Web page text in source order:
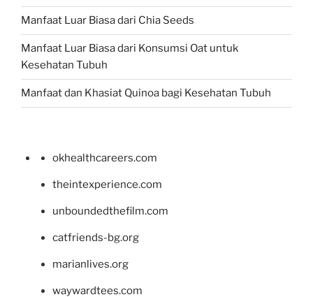
Manfaat Luar Biasa dari Chia Seeds
Manfaat Luar Biasa dari Konsumsi Oat untuk
Kesehatan Tubuh
Manfaat dan Khasiat Quinoa bagi Kesehatan Tubuh
okhealthcareers.com
theintexperience.com
unboundedthefilm.com
catfriends-bg.org
marianlives.org
waywardtees.com